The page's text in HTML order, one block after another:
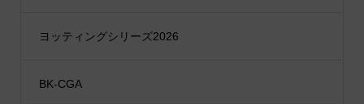
ヨッティングシリーズ2026
BK-CGA